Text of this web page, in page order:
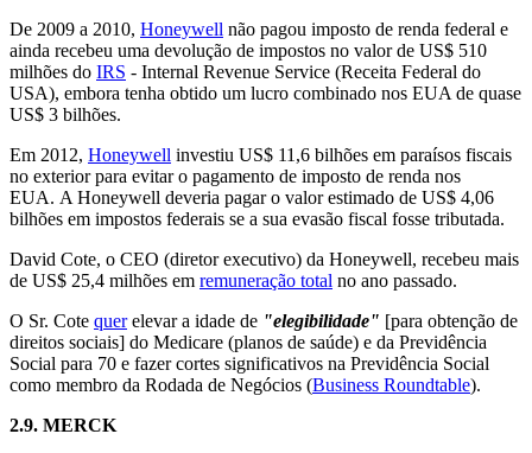
De 2009 a 2010, Honeywell não pagou imposto de renda federal e
ainda recebeu uma devolução de impostos no valor de US$ 510
milhões do IRS - Internal Revenue Service (Receita Federal do
USA), embora tenha obtido um lucro combinado nos EUA de quase
US$ 3 bilhões.
Em 2012, Honeywell investiu US$ 11,6 bilhões em paraísos fiscais
no exterior para evitar o pagamento de imposto de renda nos
EUA. A Honeywell deveria pagar o valor estimado de US$ 4,06
bilhões em impostos federais se a sua evasão fiscal fosse tributada.
David Cote, o CEO (diretor executivo) da Honeywell, recebeu mais
de US$ 25,4 milhões em remuneração total no ano passado.
O Sr. Cote querelevar a idade de "elegibilidade" [para obtenção de
direitos sociais] do Medicare (planos de saúde) e da Previdência
Social para 70 e fazer cortes significativos na Previdência Social
como membro da Rodada de Negócios (Business Roundtable).
2.9. MERCK